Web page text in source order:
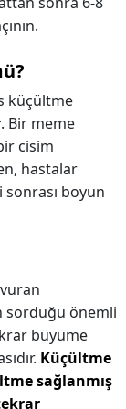
küçültme
. Bir meme
cisim
hastalar
boyun
sorduğu önemli
büyüme
Küçültme
sağlanmış